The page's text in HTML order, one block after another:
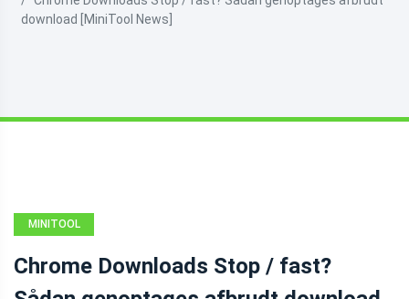
download [MiniTool News]
MINITOOL
Chrome Downloads Stop / fast?